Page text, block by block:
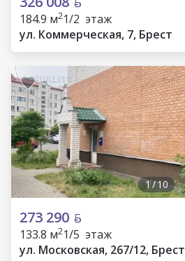
184.9 м21/2 этаж
ул. Коммерческая, 7, Брест
1/10
273 290
133.8 м21/5 этаж
ул. Московская, 267/12, Брест